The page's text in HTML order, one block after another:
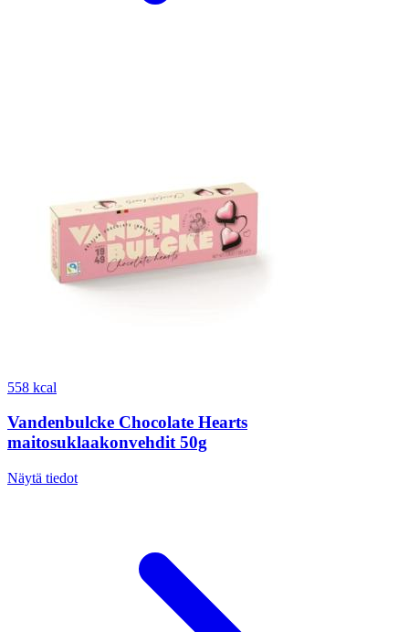
558 kcal
Vandenbulcke Chocolate Hearts
maitosuklaakonvehdit 50g
Näytä tiedot